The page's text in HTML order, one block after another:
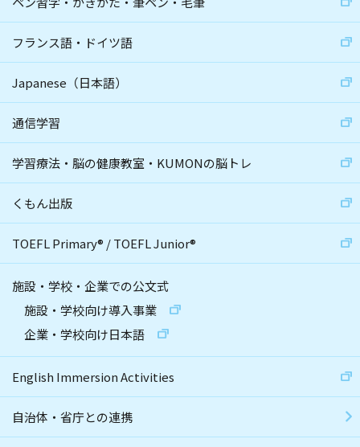
フランス語・ドイツ語
Japanese（日本語）
通信学習
学習療法・脳の健康教室・KUMONの脳トレ
くもん出版
TOEFL Primary® /TOEFL Junior®
施設・学校・企業での公文式
施設・学校向け導入事業
企業・学校向け日本語
English Immersion Activities
自治体・省庁との連携